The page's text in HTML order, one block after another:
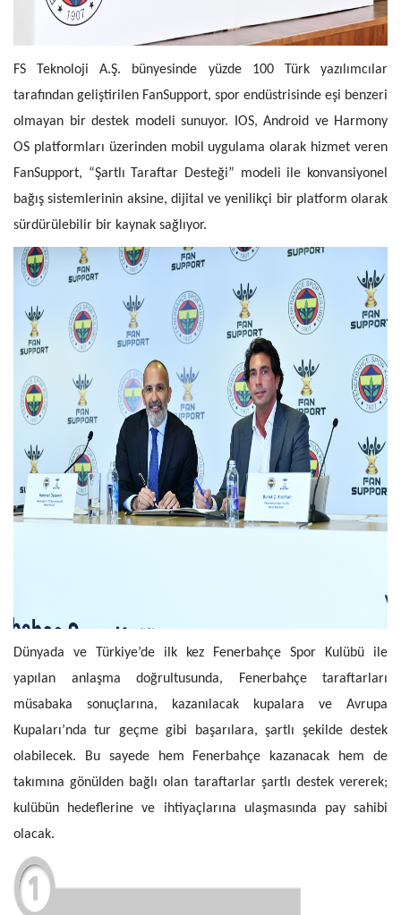
FS Teknoloji A.Ş. bünyesinde yüzde 100 Türk yazılımcılar
tarafından geliştirilen FanSupport, spor endüstrisinde eşi benzeri
olmayan bir destek modeli sunuyor. IOS, Android ve Harmony
OS platformları üzerinden mobil uygulama olarak hizmet veren
FanSupport, “Şartlı Taraftar Desteği” modeli ile konvansiyonel
bağış sistemlerinin aksine, dijital ve yenilikçi bir platform olarak
sürdürülebilir bir kaynak sağlıyor.
Dünyada ve Türkiye’de ilk kez Fenerbahçe Spor Kulübü ile
yapılan anlaşma doğrultusunda, Fenerbahçe taraftarları
müsabaka sonuçlarına, kazanılacak kupalara ve Avrupa
Kupaları’nda tur geçme gibi başarılara, şartlı şekilde destek
olabilecek. Bu sayede hem Fenerbahçe kazanacak hem de
takımına gönülden bağlı olan taraftarlar şartlı destek vererek;
kulübün hedeflerine ve ihtiyaçlarına ulaşmasında pay sahibi
olacak.